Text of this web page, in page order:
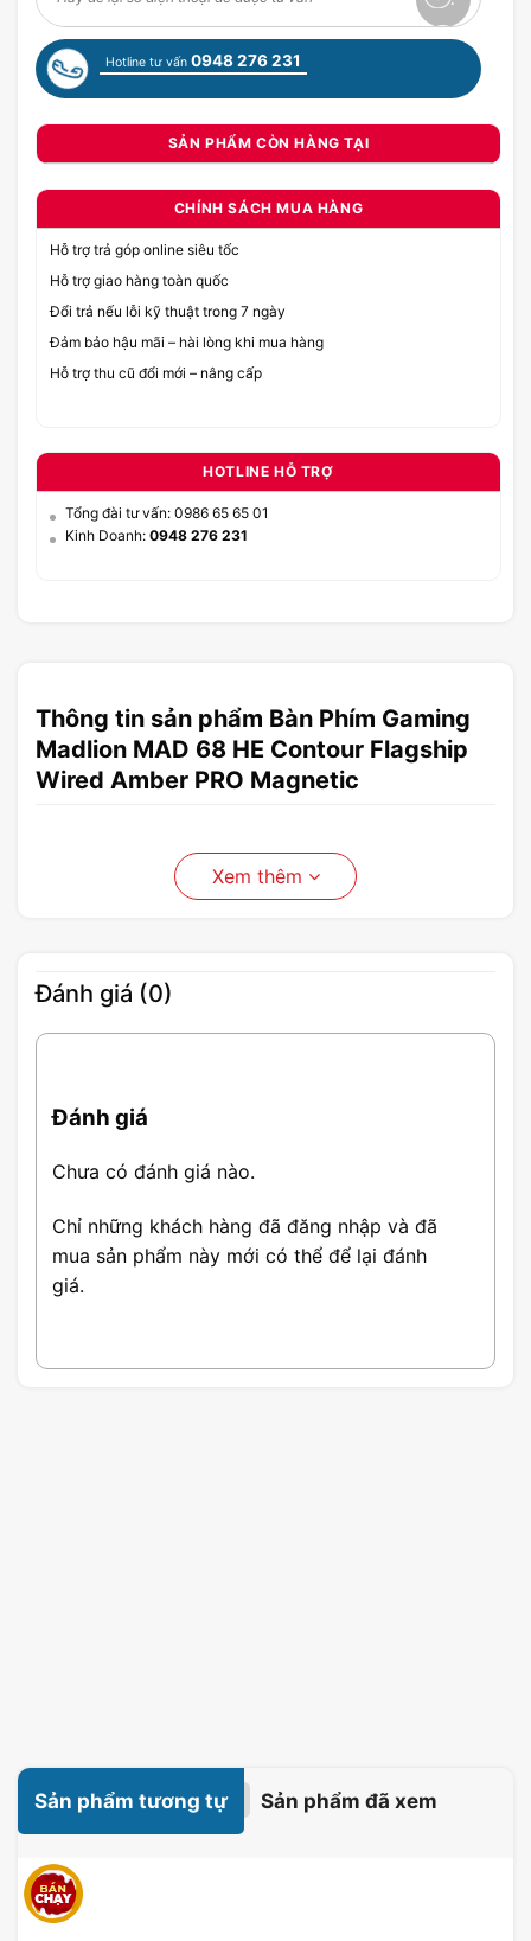
Hotline tư vấn 0948 276 231
SẢN PHẨM CÒN HÀNG TẠI
CHÍNH SÁCH MUA HÀNG
Hỗ trợ trả góp online siêu tốc
Hỗ trợ giao hàng toàn quốc
Đổi trả nếu lỗi kỹ thuật trong 7 ngày
Đảm bảo hậu mãi – hài lòng khi mua hàng
Hỗ trợ thu cũ đổi mới – nâng cấp
HOTLINE HỖ TRỢ
Tổng đài tư vấn: 0986 65 65 01
Kinh Doanh: 0948 276 231
Thông tin sản phẩm Bàn Phím Gaming
Madlion MAD 68 HE Contour Flagship
Wired Amber PRO Magnetic
Xem thêm
Đánh giá (0)
Đánh giá
Chưa có đánh giá nào.
Chỉ những khách hàng đã đăng nhập và đã
mua sản phẩm này mới có thể để lại đánh
giá.
Sản phẩm tương tự Sản phẩm đã xem